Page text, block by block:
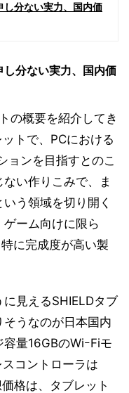
し分ない実力、国内価
分ない実力、国内価
の概要を紹介してき
トで、PCにおける
ョンを目指すとのこ
い作りこみで、ま
う領域を切り開く
ーム向けに限ら
に完成度が高い製
見えるSHIELDタブ
うなのが日本国内
量16GBのWiｰFiモ
コントローラは
格は、タブレット